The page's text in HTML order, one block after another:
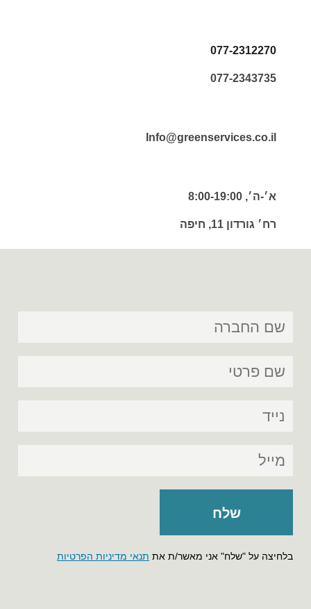
077-2312270
077-2343735
Info@greenservices.co.il
א׳-ה׳, 8:00-19:00
רח׳ גורדון 11, חיפה
בלחיצה על "שלח" אני מאשר/ת את תנאי מדיניות הפרטיות